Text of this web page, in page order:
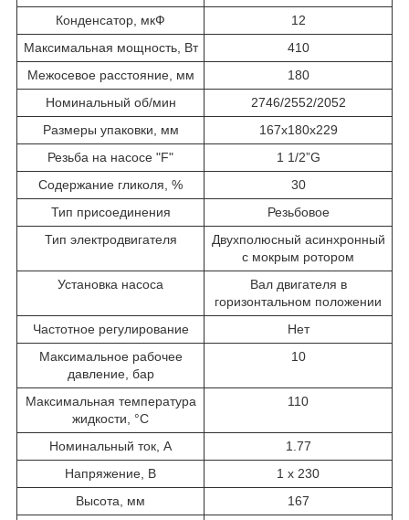
Конденсатор, мкФ
12
Максимальная мощность, Вт
410
Межосевое расстояние, мм
180
Номинальный об/мин
2746/2552/2052
Размеры упаковки, мм
167x180x229
Резьба на насосе "F"
1 1/2”G
Содержание гликоля, %
30
Тип присоединения
Резьбовое
Тип электродвигателя
Двухполюсный асинхронный
с мокрым ротором
Установка насоса
Вал двигателя в
горизонтальном положении
Частотное регулирование
Нет
Максимальное рабочее
давление, бар
10
Максимальная температура
жидкости, °С
110
Номинальный ток, А
1.77
Напряжение, В
1 x 230
Высота, мм
167